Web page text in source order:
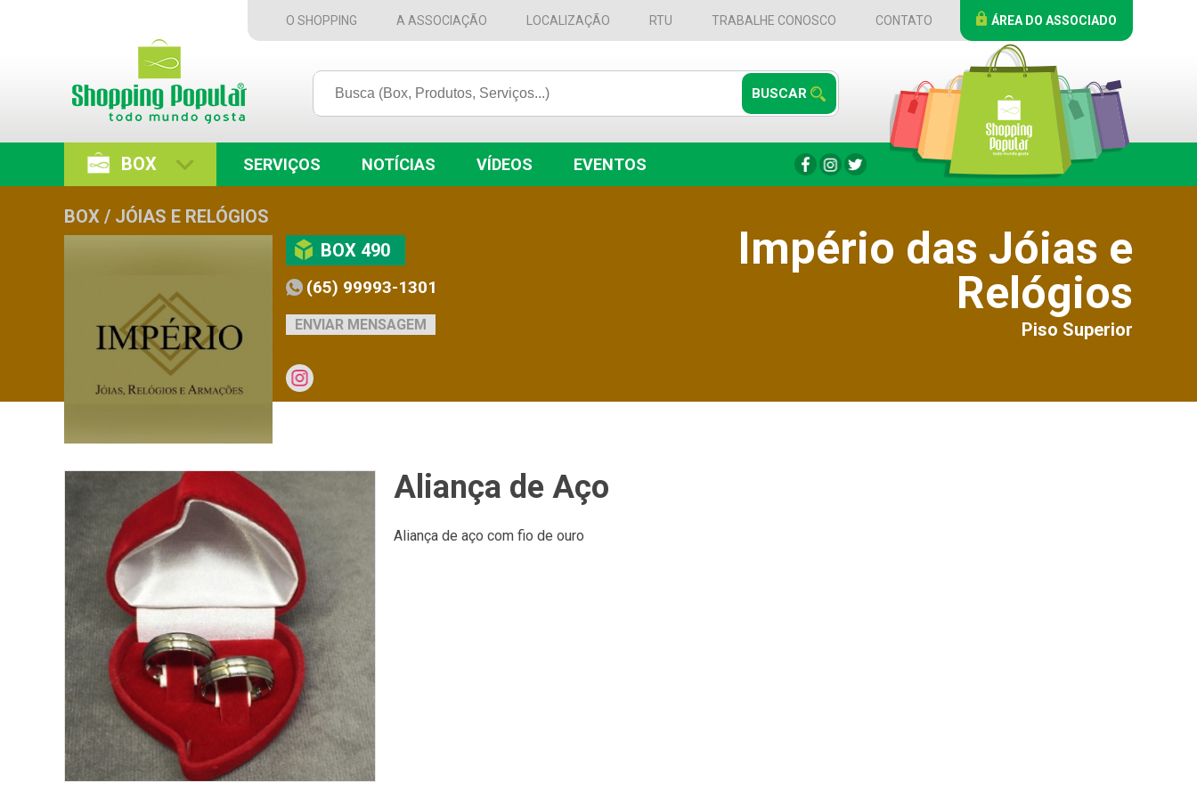
O SHOPPING A ASSOCIAÇÃO LOCALIZAÇÃO RTU TRABALHE CONOSCO CONTATO ÁREA DO ASSOCIADO
BOX SERVIÇOS NOTÍCIAS VÍDEOS EVENTOS
BOX / JÓIAS E RELÓGIOS
Império das Jóias e
Relógios
Piso Superior
BOX 490
(65) 99993-1301
ENVIAR MENSAGEM
Aliança de Aço
Aliança de aço com fio de ouro